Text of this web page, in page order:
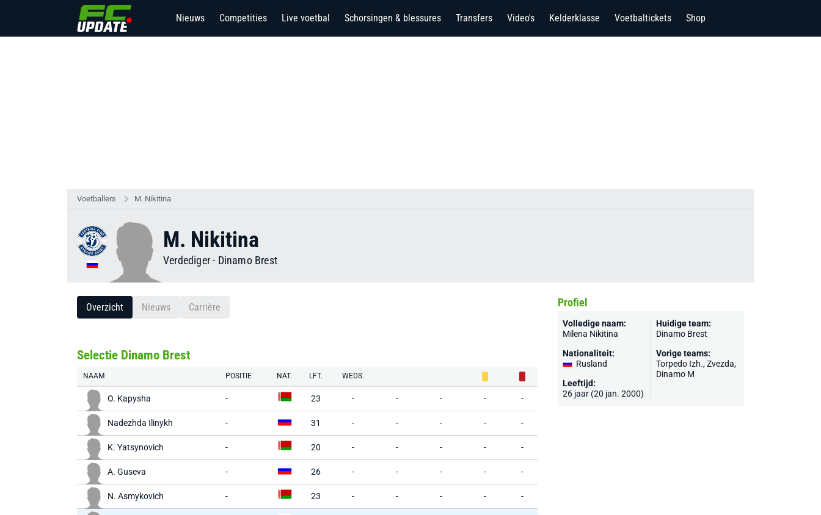
Nieuws Competities Live voetbal Schorsingen & blessures Transfers Video's Kelderklasse Voetbaltickets Shop
Voetballers M. Nikitina
M. Nikitina
Verdediger- Dinamo Brest
Overzicht Nieuws Carrière
Selectie Dinamo Brest
NAAM POSITIE NAT. LFT. WEDS.
O. Kapysha - 23 - - - - -
Nadezhda Ilinykh - 31 - - - - -
K. Yatsynovich - 20 - - - - -
A. Guseva - 26 - - - - -
N. Asmykovich - 23 - - - - -
Profiel
Volledige naam:
Milena Nikitina
Nationaliteit:
Rusland
Leeftijd:
26 jaar (20 jan. 2000)
Huidige team:
Dinamo Brest
Vorige teams:
Torpedo Izh., Zvezda,
Dinamo M